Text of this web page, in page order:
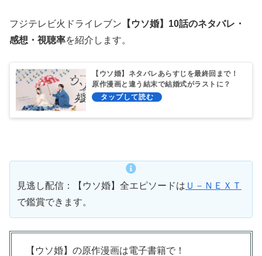
フジテレビ火ドライレブン 【ウソ婚】10話のネタバレ・
感想・視聴率を紹介します。
【ウソ婚】ネタバレあらすじを最終回まで！
原作漫画と違う結末で結婚式がラストに？
見逃し配信：【ウソ婚】全エピソードは Ｕ－ＮＥＸＴ
で鑑賞できます。
【ウソ婚】の原作漫画は電子書籍で！